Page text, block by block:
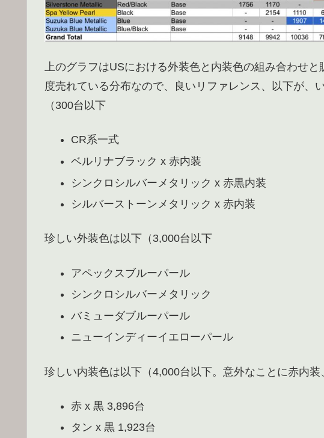
上のグラフはUSにおける外装色と内装色の組み合わせ
度売れている分布なので、良いリファレンス、以下が、
（300台以下
CR系一式
ベルリナブラック x 赤内装
シンクロシルバーメタリック x 赤黒内装
シルバーストーンメタリック x 赤内装
珍しい外装色は以下（3,000台以下
アペックスブルーパール
シンクロシルバーメタリック
バミューダブルーパール
ニューインディーイエローパール
珍しい内装色は以下（4,000台以下。意外なことに赤内
赤 x 黒 3,896台
タン x 黒 1,923台